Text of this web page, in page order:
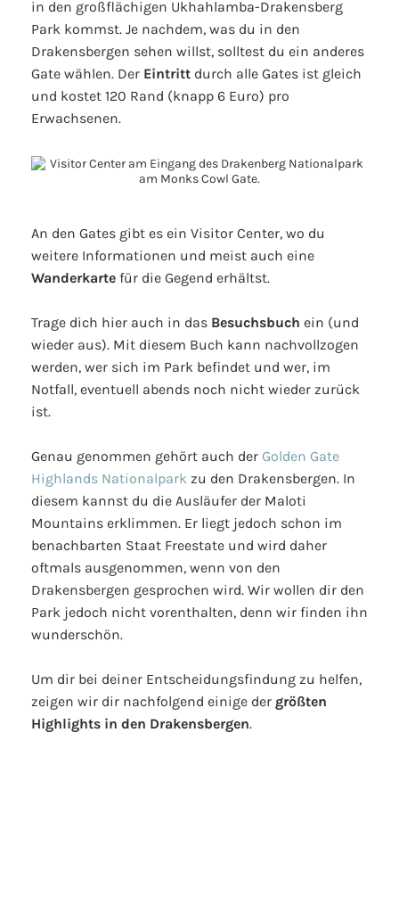
in den großflächigen Ukhahlamba-Drakensberg
Park kommst. Je nachdem, was du in den
Drakensbergen sehen willst, solltest du ein anderes
Gate wählen. Der Eintritt durch alle Gates ist gleich
und kostet 120 Rand (knapp 6 Euro) pro
Erwachsenen.
An den Gates gibt es ein Visitor Center, wo du
weitere Informationen und meist auch eine
Wanderkarte für die Gegend erhältst.
Trage dich hier auch in das Besuchsbuch ein (und
wieder aus). Mit diesem Buch kann nachvollzogen
werden, wer sich im Park befindet und wer, im
Notfall, eventuell abends noch nicht wieder zurück
ist.
Genau genommen gehört auch der Golden Gate
Highlands Nationalpark zu den Drakensbergen. In
diesem kannst du die Ausläufer der Maloti
Mountains erklimmen. Er liegt jedoch schon im
benachbarten Staat Freestate und wird daher
oftmals ausgenommen, wenn von den
Drakensbergen gesprochen wird. Wir wollen dir den
Park jedoch nicht vorenthalten, denn wir finden ihn
wunderschön.
Um dir bei deiner Entscheidungsfindung zu helfen,
zeigen wir dir nachfolgend einige der größten
Highlights in den Drakensbergen.